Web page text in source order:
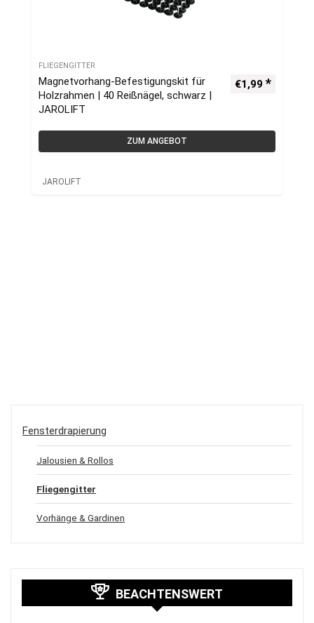
FLIEGENGITTER
Magnetvorhang-Befestigungskit für
Holzrahmen | 40 Reißnägel, schwarz |
JAROLIFT
€1,99
ZUM ANGEBOT
JAROLIFT
Fensterdrapierung
Jalousien & Rollos
Fliegengitter
Vorhänge & Gardinen
BEACHTENSWERT